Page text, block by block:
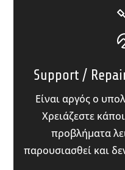
Support /
Είναι αργός ο
Χρειάζεστε
προβλήματα
παρουσιασθεί και